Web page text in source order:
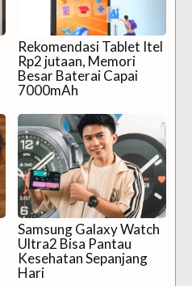
Rekomendasi Tablet Itel
Rp2 jutaan, Memori
Besar Baterai Capai
7000mAh
Samsung Galaxy Watch
Ultra2 Bisa Pantau
Kesehatan Sepanjang
Hari